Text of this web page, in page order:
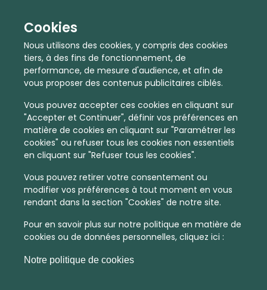
Cookies
Nous utilisons des cookies, y compris des cookies
tiers, à des fins de fonctionnement, de
performance, de mesure d'audience, et afin de
vous proposer des contenus publicitaires ciblés.
Vous pouvez accepter ces cookies en cliquant sur
"Accepter et Continuer", définir vos préférences en
matière de cookies en cliquant sur "Paramétrer les
cookies" ou refuser tous les cookies non essentiels
en cliquant sur "Refuser tous les cookies".
Vous pouvez retirer votre consentement ou
modifier vos préférences à tout moment en vous
rendant dans la section "Cookies" de notre site.
Pour en savoir plus sur notre politique en matière de
cookies ou de données personnelles, cliquez ici :
Notre politique de cookies
Partenaires institutionnels
Nous contacter
Mentions légales
Gérer vos cookies
CGU
Politique de cookies